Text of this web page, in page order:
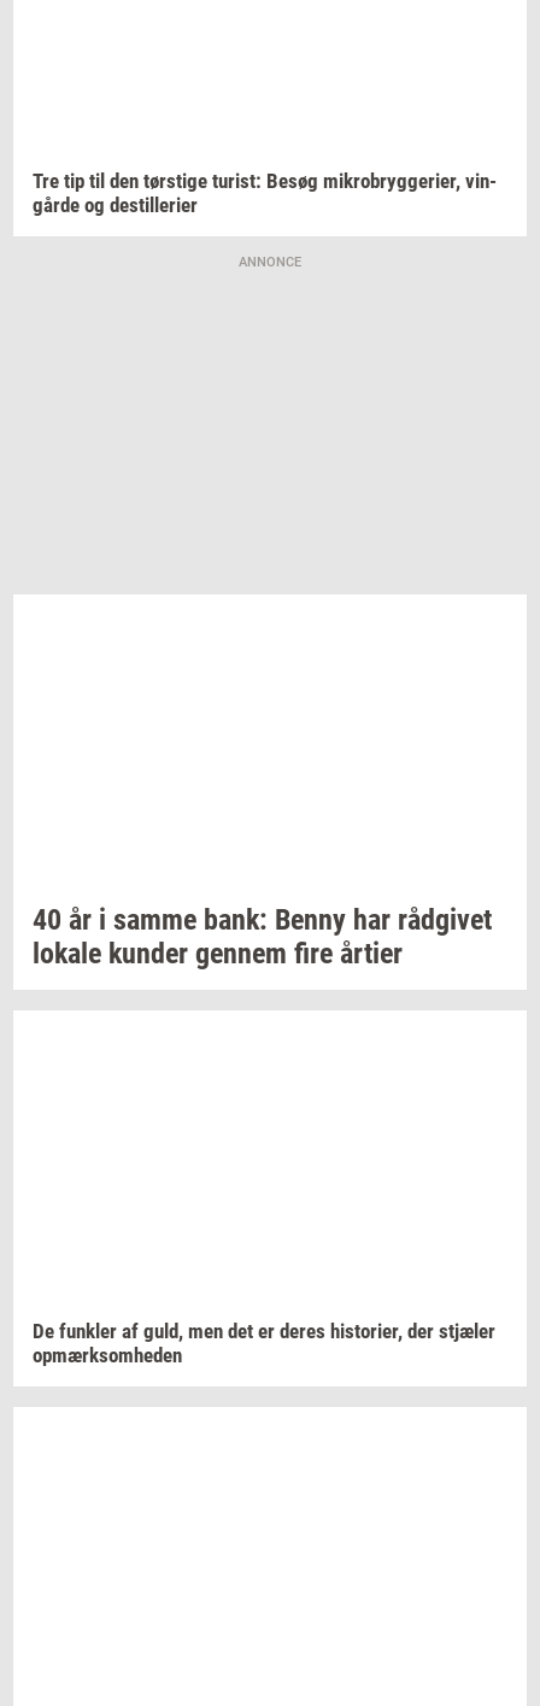
Tre tip til den tørsti­ge turist: Besøg mi­kro­bryg­ge­ri­er, vin­
går­de og destil­le­ri­er
ANNONCE
40 år i samme bank: Benny har rå­d­gi­vet
lo­ka­le kun­der gen­nem fire år­ti­er
De funk­ler af guld, men det er deres hi­sto­ri­er, der stjæ­ler
op­mærk­som­he­den